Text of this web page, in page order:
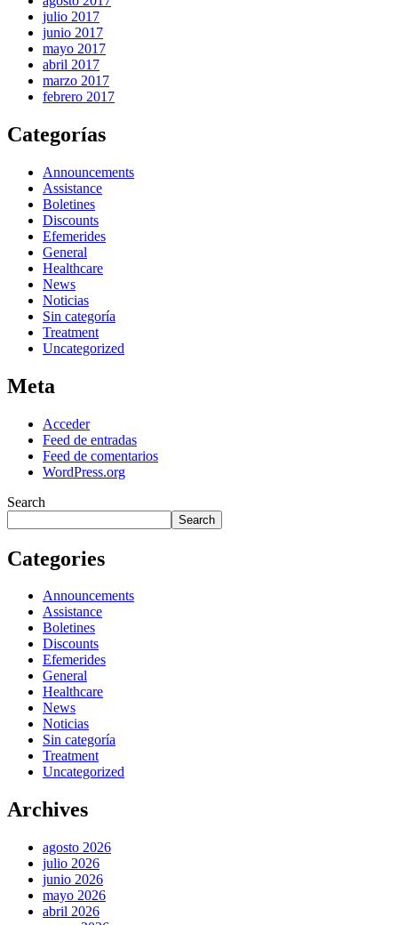
julio 2017
junio 2017
mayo 2017
abril 2017
marzo 2017
febrero 2017
Categorías
Announcements
Assistance
Boletines
Discounts
Efemerides
General
Healthcare
News
Noticias
Sin categoría
Treatment
Uncategorized
Meta
Acceder
Feed de entradas
Feed de comentarios
WordPress.org
Search
Search
Categories
Announcements
Assistance
Boletines
Discounts
Efemerides
General
Healthcare
News
Noticias
Sin categoría
Treatment
Uncategorized
Archives
agosto 2026
julio 2026
junio 2026
mayo 2026
abril 2026